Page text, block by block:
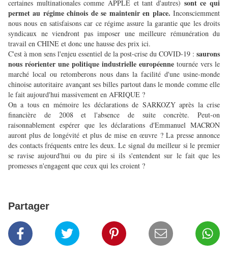
certaines multinationales comme APPLE et tant d'autres) sont ce qui
permet au régime chinois de se maintenir en place. Inconsciemment
nous nous en satisfaisons car ce régime assure la garantie que les droits
syndicaux ne viendront pas imposer une meilleure rémunération du
travail en CHINE et donc une hausse des prix ici.
C'est à mon sens l'enjeu essentiel de la post-crise du COVID-19 : saurons
nous réorienter une politique industrielle européenne tournée vers le
marché local ou retomberons nous dans la facilité d'une usine-monde
chinoise autoritaire avançant ses billes partout dans le monde comme elle
le fait aujourd'hui massivement en AFRIQUE ?
On a tous en mémoire les déclarations de SARKOZY après la crise
financière de 2008 et l'absence de suite concrète. Peut-on
raisonnablement espérer que les déclarations d'Emmanuel MACRON
auront plus de longévité et plus de mise en œuvre ? La presse annonce
des contacts fréquents entre les deux. Le signal du meilleur si le premier
se ravise aujourd'hui ou du pire si ils s'entendent sur le fait que les
promesses n'engagent que ceux qui les croient ?
Partager